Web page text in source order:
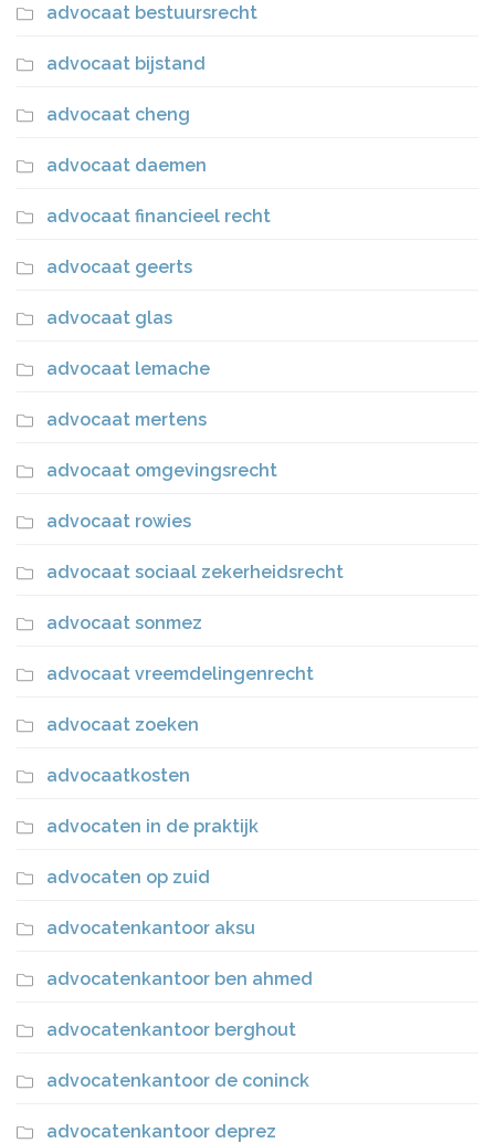
advocaat bestuursrecht
advocaat bijstand
advocaat cheng
advocaat daemen
advocaat financieel recht
advocaat geerts
advocaat glas
advocaat lemache
advocaat mertens
advocaat omgevingsrecht
advocaat rowies
advocaat sociaal zekerheidsrecht
advocaat sonmez
advocaat vreemdelingenrecht
advocaat zoeken
advocaatkosten
advocaten in de praktijk
advocaten op zuid
advocatenkantoor aksu
advocatenkantoor ben ahmed
advocatenkantoor berghout
advocatenkantoor de coninck
advocatenkantoor deprez